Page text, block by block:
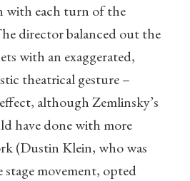
with each turn of the
director balanced out the
with an exaggerated,
theatrical gesture –
although Zemlinsky’s
have done with more
(Dustin Klein, who was
stage movement, opted